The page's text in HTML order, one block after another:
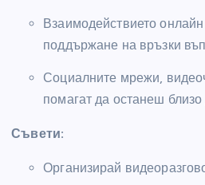
Взаимодействието
поддържане на връзки
Социалните мрежи,
помагат да останеш близо
Съвети:
Организирай